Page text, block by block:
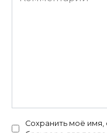
Сохранить моё имя,